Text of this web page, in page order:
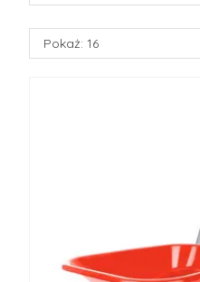
Pokaż: 16